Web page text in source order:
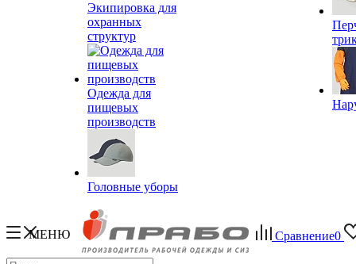
Экипировка для
охранных
структур
Одежда для
пищевых
производств
Головные уборы
МЕНЮ Сравнение0